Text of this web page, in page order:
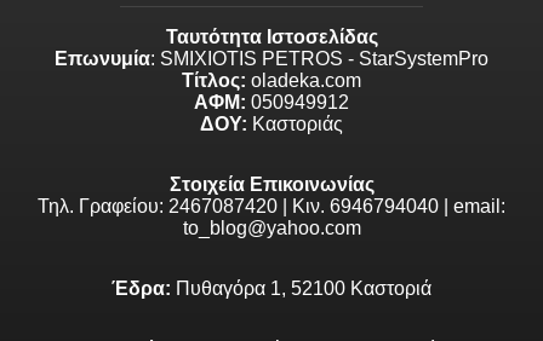
Ταυτότητα Ιστοσελίδας
Επωνυμία: SMIXIOTIS PETROS - StarSystemPro
Τίτλος: oladeka.com
ΑΦΜ: 050949912
ΔΟΥ: Καστοριάς
Στοιχεία Επικοινωνίας
Τηλ. Γραφείου: 2467087420 | Κιν. 6946794040 | email:
to_blog@yahoo.com
Έδρα: Πυθαγόρα 1, 52100 Καστοριά